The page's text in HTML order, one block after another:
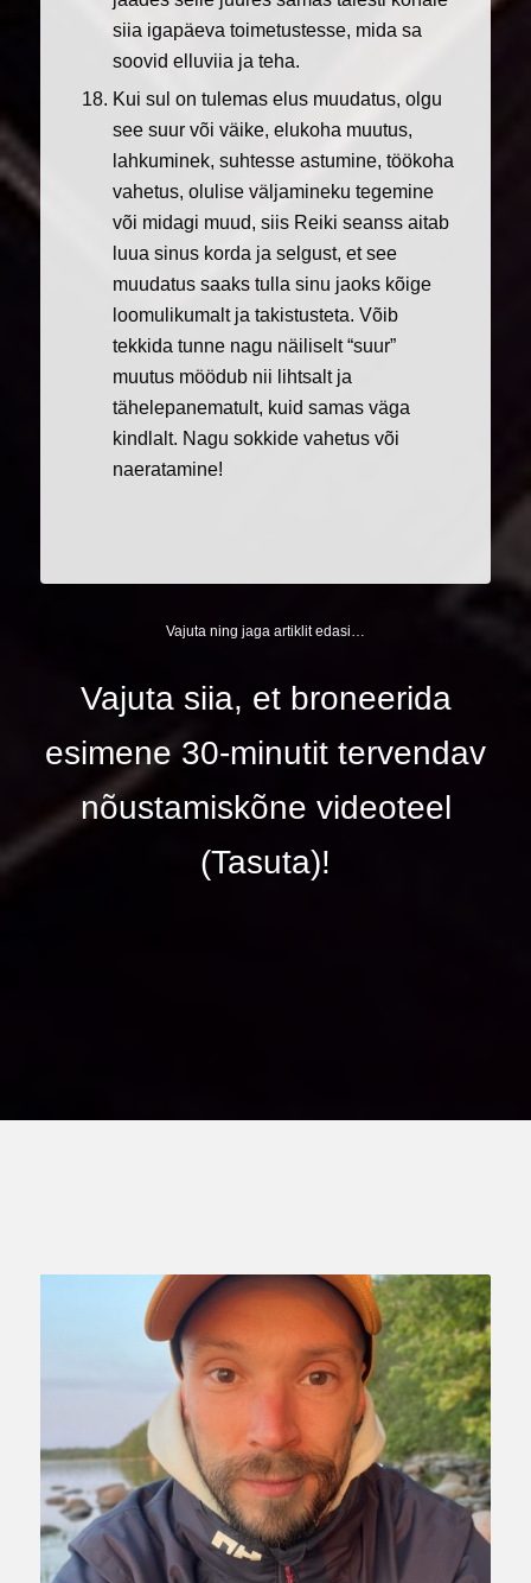
siia igapäeva toimetustesse, mida sa
soovid elluviia ja teha.
Kui sul on tulemas elus muudatus, olgu
see suur või väike, elukoha muutus,
lahkuminek, suhtesse astumine, töökoha
vahetus, olulise väljamineku tegemine
või midagi muud, siis Reiki seanss aitab
luua sinus korda ja selgust, et see
muudatus saaks tulla sinu jaoks kõige
loomulikumalt ja takistusteta. Võib
tekkida tunne nagu näiliselt “suur”
muutus möödub nii lihtsalt ja
tähelepanematult, kuid samas väga
kindlalt. Nagu sokkide vahetus või
naeratamine!
Vajuta ning jaga artiklit edasi…
Vajuta siia, et broneerida
esimene 30-minutit tervendav
nõustamiskõne videoteel
(Tasuta)!